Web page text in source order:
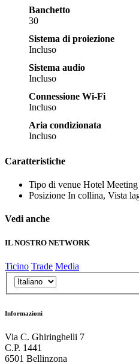
Banchetto
30
Sistema di proiezione
Incluso
Sistema audio
Incluso
Connessione Wi-Fi
Incluso
Aria condizionata
Incluso
Caratteristiche
Tipo di venue Hotel Meeting
Posizione In collina, Vista
Vedi anche
IL NOSTRO NETWORK
Ticino Trade Media
Informazioni
Via C. Ghiringhelli 7
C.P. 1441
6501 Bellinzona